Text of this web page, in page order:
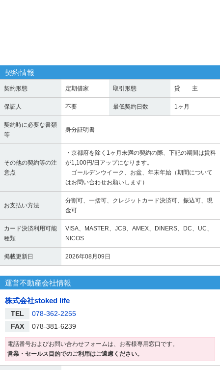
契約情報
契約形態 定期借家 取引形態 貸 主
保証人 不要 最低契約日数 1ヶ月
契約時に必要な書類
等
身分証明書
その他の契約等の注
意点
・京都府を除く1ヶ月未満の契約の際、下記の期間は賃料
が1,100円/日アップになります。
ゴールデンウイーク、お盆、年末年始（期間について
はお問い合わせお願いします）
お支払い方法
分割可、一括可、クレジットカード決済可、振込可、現
金可
カード決済利用可能
種類
VISA、MASTER、JCB、AMEX、DINERS、DC、UC、
NICOS
掲載更新日 2026年08月09日
運営不動産会社情報
株式会社stoked life
TEL
078-362-2255
FAX
078-381-6239
電話番号およびお問い合わせフォームは、お客様専用窓口です。
営業・セールス目的でのご利用はご遠慮ください。